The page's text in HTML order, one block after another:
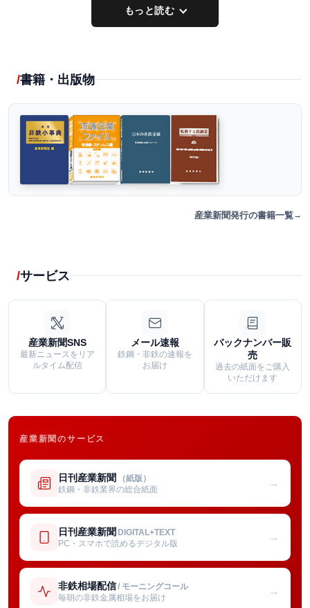
もっと読む
書籍・出版物
産業新聞発行の書籍一覧
サービス
産業新聞SNS
最新ニュースをリア
ルタイム配信
メール速報
鉄鋼・非鉄の速報を
お届け
バックナンバー販
売
過去の紙面をご購入
いただけます
産業新聞のサービス
日刊産業新聞 （紙版）
鉄鋼・非鉄業界の総合紙面
→
日刊産業新聞 DIGITAL+TEXT
PC・スマホで読めるデジタル版
→
非鉄相場配信/ モーニングコール
毎朝の非鉄金属相場をお届け
→